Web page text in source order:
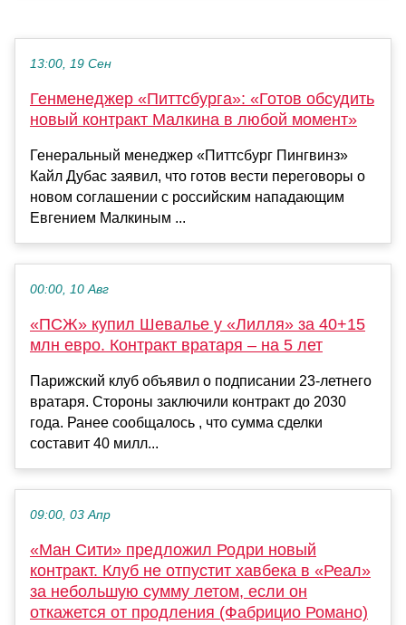
13:00, 19 Сен
Генменеджер «Питтсбурга»: «Готов обсудить
новый контракт Малкина в любой момент»
Генеральный менеджер «Питтсбург Пингвинз»
Кайл Дубас заявил, что готов вести переговоры о
новом соглашении с российским нападающим
Евгением Малкиным ...
00:00, 10 Авг
«ПСЖ» купил Шевалье у «Лилля» за 40+15
млн евро. Контракт вратаря – на 5 лет
Парижский клуб объявил о подписании 23-летнего
вратаря. Стороны заключили контракт до 2030
года. Ранее сообщалось , что сумма сделки
составит 40 милл...
09:00, 03 Апр
«Ман Сити» предложил Родри новый
контракт. Клуб не отпустит хавбека в «Реал»
за небольшую сумму летом, если он
откажется от продления (Фабрицио Романо)